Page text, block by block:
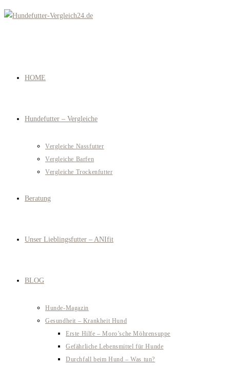
Zum
HOME
Hundefutter – Vergleiche
Vergleiche Nassfutter
Vergleiche Barfen
Vergleiche Trockenfutter
Beratung
Unser Lieblingsfutter – ANIfit
BLOG
Hunde-Magazin
Gesundheit – Krankheit Hund
Erste Hilfe – Moro’sche Möhrensuppe
Gefährliche Lebensmittel für Hunde
Durchfall beim Hund – Was tun?